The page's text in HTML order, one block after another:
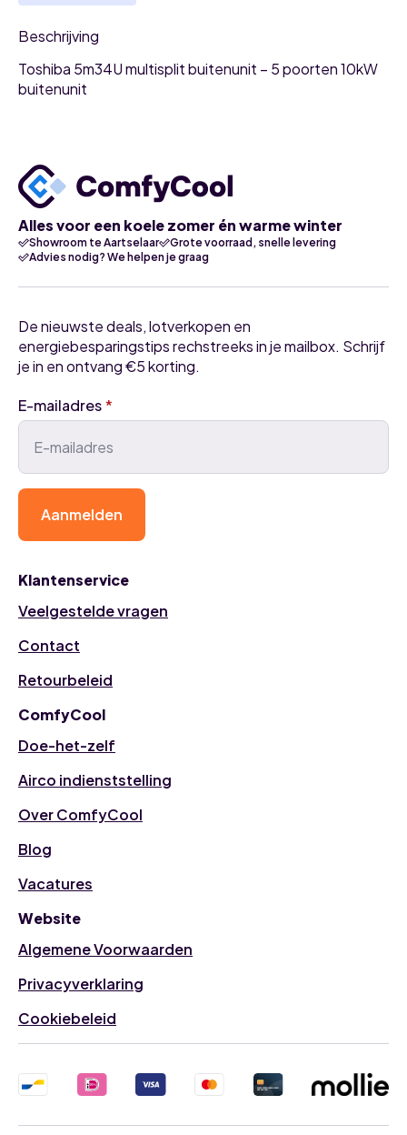
Beschrijving
Toshiba 5m34U multisplit buitenunit – 5 poorten 10kW
buitenunit
Alles voor een koele zomer én warme winter
Showroom te Aartselaar
Grote voorraad, snelle levering
Advies nodig? We helpen je graag
Klantenservice
Veelgestelde vragen
Contact
Retourbeleid
ComfyCool
Doe-het-zelf
Airco indienststelling
Over ComfyCool
Blog
Vacatures
Website
Algemene Voorwaarden
Privacyverklaring
Cookiebeleid
De nieuwste deals, lotverkopen en
energiebesparingstips rechstreeks in je mailbox. Schrijf
je in en ontvang €5 korting.
E-mailadres*
Aanmelden